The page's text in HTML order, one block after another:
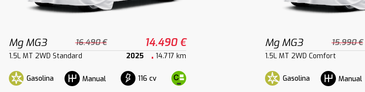
Mg MG3 16.490 € 14.490 €
1.5L MT 2WD Standard 2025 14.717 km
Gasolina Manual 116 cv
Mg MG3 15.990 €
1.5L MT 2WD Comfort
Gasolina Manual